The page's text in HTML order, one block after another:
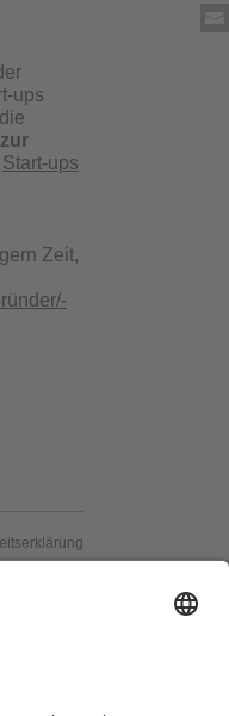
ups
Start-ups
Zeit,